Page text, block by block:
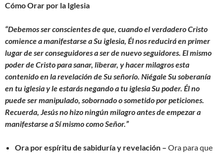
Cómo Orar por la Iglesia
“Debemos ser conscientes de que, cuando el verdadero Cristo
comience a manifestarse a Su iglesia, Él nos reducirá en primer
lugar de ser conseguidores a ser de nuevo seguidores. El mismo
poder de Cristo para sanar, liberar, y hacer milagros esta
contenido en la revelación de Su señorío. Niégale Su soberanía
en tu iglesia y le estarás negando a tu iglesia Su poder. Él no
puede ser manipulado, sobornado o sometido por peticiones.
Recuerda, Jesús no hizo ningún milagro antes de empezar a
manifestarse a Sí mismo como Señor.”
Ora por espíritu de sabiduría y revelación – Ora para que